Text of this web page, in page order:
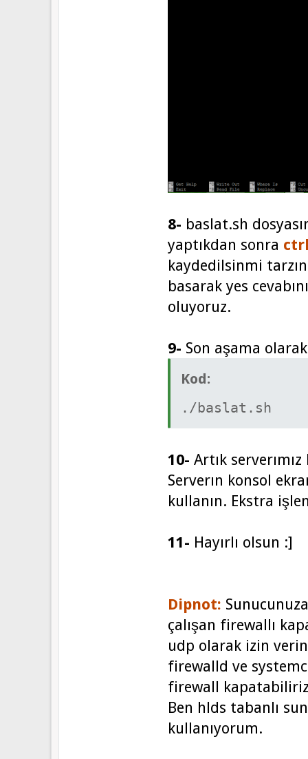
8- baslat.sh
yaptıkdan sonra
kaydedilsinmi
basarak yes
oluyoruz.
9- Son aşama
Kod:
./baslat.sh
10- Artık
Serverın konsol
kullanın. Ekstra
11- Hayırlı olsun :]
Dipnot:
çalışan firewallı
udp olarak izin
firewalld ve
firewall
Ben hlds tabanlı
kullanıyorum.